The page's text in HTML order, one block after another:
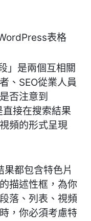
表格
」是兩個互相關
、SEO從業人員
否注意到
接在搜索結果
頻的形式呈現
都包含特色片
描述性框，為你
落、列表、視頻
，你必須考慮特